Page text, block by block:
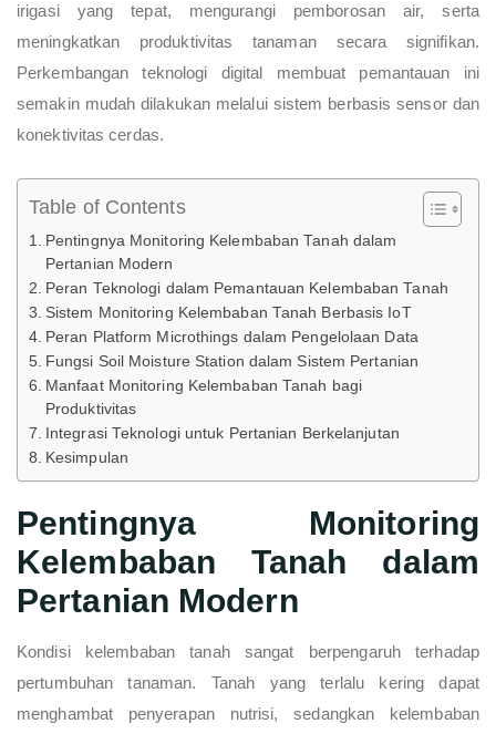
irigasi yang tepat, mengurangi pemborosan air, serta
meningkatkan produktivitas tanaman secara signifikan.
Perkembangan teknologi digital membuat pemantauan ini
semakin mudah dilakukan melalui sistem berbasis sensor dan
konektivitas cerdas.
Table of Contents
Pentingnya Monitoring Kelembaban Tanah dalam
Pertanian Modern
Peran Teknologi dalam Pemantauan Kelembaban Tanah
Sistem Monitoring Kelembaban Tanah Berbasis IoT
Peran Platform Microthings dalam Pengelolaan Data
Fungsi Soil Moisture Station dalam Sistem Pertanian
Manfaat Monitoring Kelembaban Tanah bagi
Produktivitas
Integrasi Teknologi untuk Pertanian Berkelanjutan
Kesimpulan
Pentingnya Monitoring
Kelembaban Tanah dalam
Pertanian Modern
Kondisi kelembaban tanah sangat berpengaruh terhadap
pertumbuhan tanaman. Tanah yang terlalu kering dapat
menghambat penyerapan nutrisi, sedangkan kelembaban